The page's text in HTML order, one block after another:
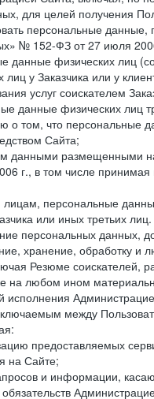
для целей получения
персональные
№ 152-ФЗ от 27 июля
данные физических лиц
лиц у Заказчика или у
услуг соискателем
данные физических лиц
том, что персональные
Сайта;
данными размещенными
г., в том числе принимая
лицам, персональные
или иных третьих лиц.
персональных данных,
хранение, обработку и
Резюме
на любом ином
между
предоставляемых
на Сайте;
и информации,